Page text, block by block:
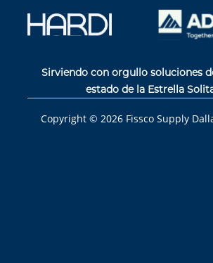
Sirviendo con orgullo soluciones
estado de la Estrella
Copyright © 2026 Fissco Supply